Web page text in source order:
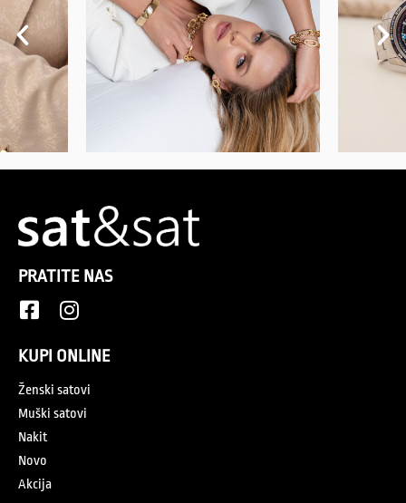
PRATITE NAS
KUPI ONLINE
Ženski satovi
Muški satovi
Nakit
Novo
Akcija